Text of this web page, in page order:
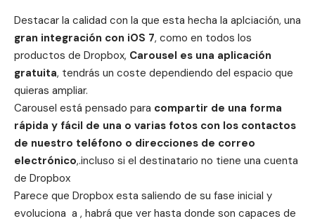
Destacar la calidad con la que esta hecha la aplciación, una
gran integración con iOS 7, como en todos los
productos de Dropbox, Carousel es una aplicación
gratuita, tendrás un coste dependiendo del espacio que
quieras ampliar.
Carousel está pensado para compartir de una forma
rápida y fácil de una o varias fotos con los contactos
de nuestro teléfono o direcciones de correo
electrónico,.incluso si el destinatario no tiene una cuenta
de Dropbox
Parece que Dropbox esta saliendo de su fase inicial y
evoluciona a , habrá que ver hasta donde son capaces de